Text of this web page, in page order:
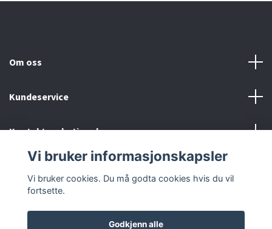
Om oss
Kundeservice
Kontakt og betingelser
Sosiale medier
Vi bruker informasjonskapsler
Vi bruker cookies. Du må godta cookies hvis du vil
fortsette.
Godkjenn alle